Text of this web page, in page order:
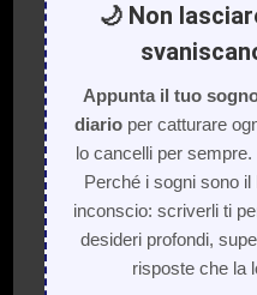
🌙 Non
Appunta il tuo
diarioper catturare
lo cancelli per
Perché i sogni sono
inconscio: scriverli ti
desideri profondi,
risposte che la